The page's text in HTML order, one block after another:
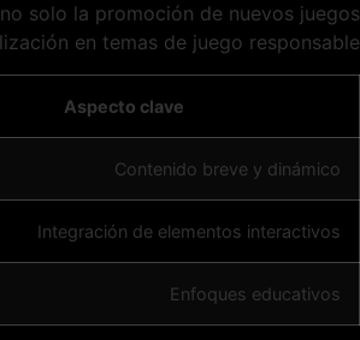
solo la promoción de nuevos juegos
en temas de juego responsable.
Aspecto clave
Contenido breve y dinámico
Integración de elementos interactivos
Enfoques educativos